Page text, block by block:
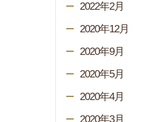
2022年2月
2020年12月
2020年9月
2020年5月
2020年4月
2020年3月